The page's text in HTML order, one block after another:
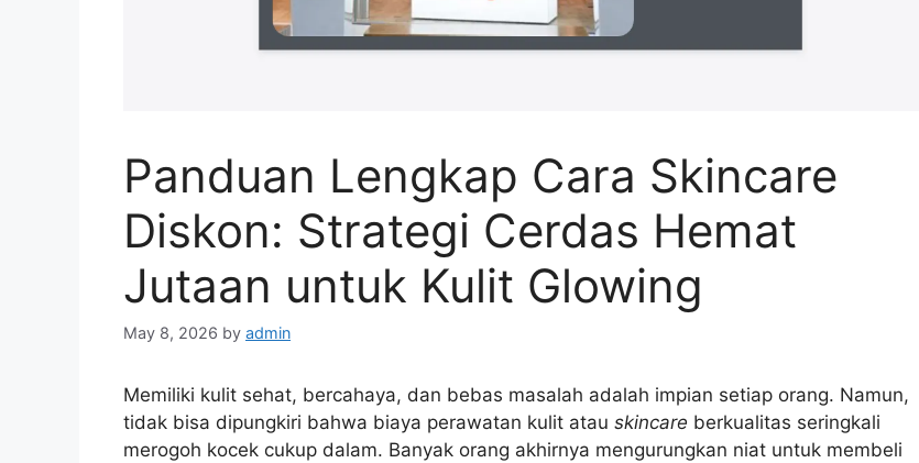
Panduan Lengkap Cara Skincare
Diskon: Strategi Cerdas Hemat
Jutaan untuk Kulit Glowing
May 8, 2026 by admin
Memiliki kulit sehat, bercahaya, dan bebas masalah adalah impian setiap orang. Namun,
tidak bisa dipungkiri bahwa biaya perawatan kulit atau skincare berkualitas seringkali
merogoh kocek cukup dalam. Banyak orang akhirnya mengurungkan niat untuk membeli